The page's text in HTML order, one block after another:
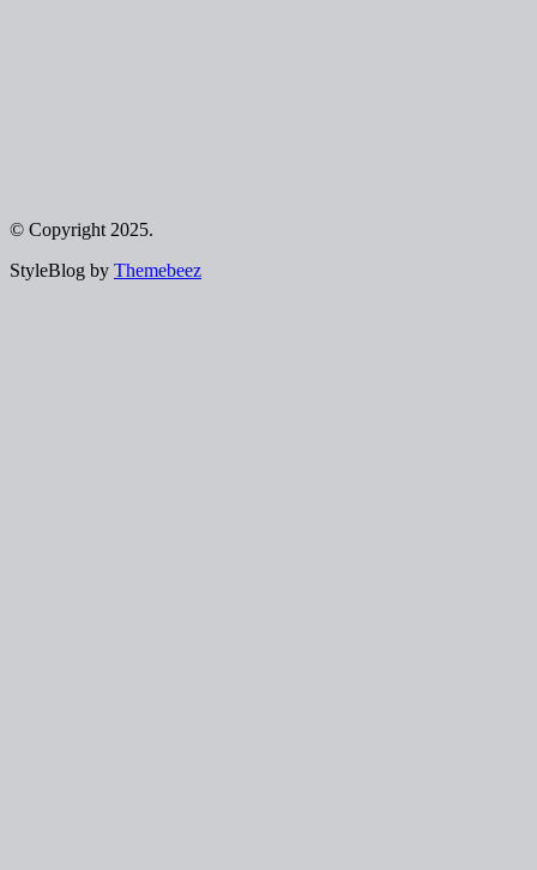
© Copyright 2025.
StyleBlog by Themebeez